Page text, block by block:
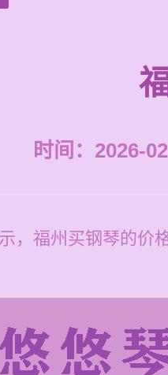
时间：2026-
，福州买钢琴的价